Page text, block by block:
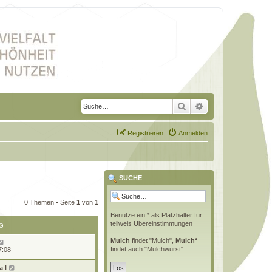
Suche Erweiterte Suche
Anmelden
Registrieren
0 Themen • Seite 1 von 1
l
SUCHE
Benutze ein * als Platzhalter für
teilweis Übereinstimmungen
Mulch findet "Mulch", Mulch*
findet auch "Mulchwurst"